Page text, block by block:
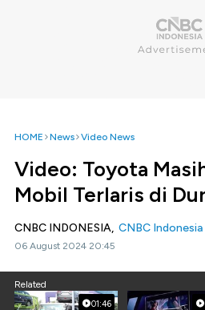
HOME News Video News
Video: Toyota
Mobil Terlaris di
CNBC INDONESIA, CNBC Indonesia
06 August 2024 20:45
Related
01:46